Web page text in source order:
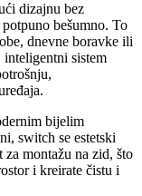
dizajnu bez
bešumno. To
dnevne boravke ili
sistem
bijelim
switch se estetski
montažu na zid, što
i kreirate čistu i